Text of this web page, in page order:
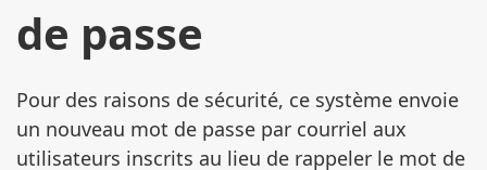
de passe
Pour des raisons de sécurité, ce système envoie
un nouveau mot de passe par courriel aux
utilisateurs inscrits au lieu de rappeler le mot de